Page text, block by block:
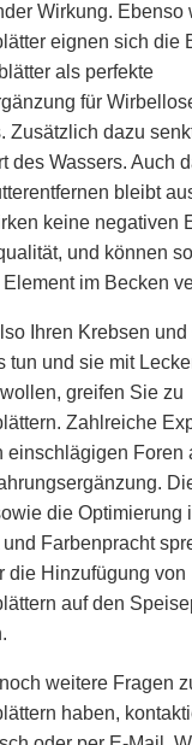
Wirkung. Ebenso
eignen sich die
als perfekte
für
Zusätzlich dazu
des Wassers. Auch
bleibt
keine negativen
und können
im Becken
Ihren Krebsen und
tun und sie mit
greifen Sie zu
Zahlreiche
einschlägigen Foren
die Optimierung
Farbenpracht
die Hinzufügung von
auf den
weitere Fragen
haben,